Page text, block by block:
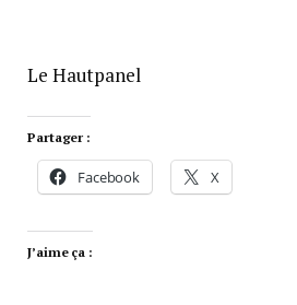
Le Hautpanel
Partager :
Facebook X
J’aime ça :